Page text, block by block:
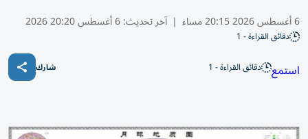
6 أغسطس 2026 20:15 مساء | آخر تحديث:6 أغسطس 20:20 2026
دقائق القراءة - 1
استمع دقائق القراءة - 1 شارك